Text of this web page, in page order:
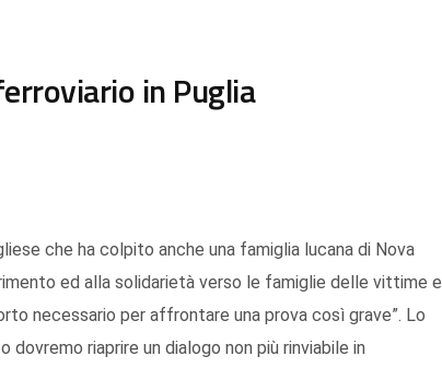
in Puglia
che ha colpito anche una famiglia lucana di Nova
ed alla solidarietà verso le famiglie delle vittime e
necessario per affrontare una prova così grave”. Lo
dovremo riaprire un dialogo non più rinviabile in